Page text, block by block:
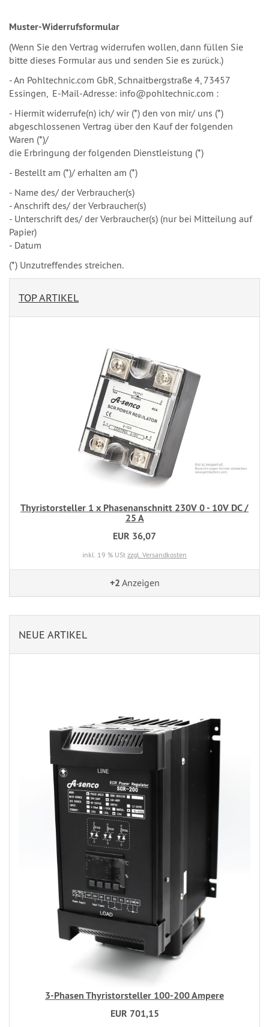
Muster-Widerrufsformular
(Wenn Sie den Vertrag widerrufen wollen, dann füllen Sie
bitte dieses Formular aus und senden Sie es zurück.)
- An Pohltechnic.com GbR, Schnaitbergstraße 4, 73457
Essingen, E-Mail-Adresse: info@pohltechnic.com :
- Hiermit widerrufe(n) ich/ wir (*) den von mir/ uns (*)
abgeschlossenen Vertrag über den Kauf der folgenden
Waren (*)/
die Erbringung der folgenden Dienstleistung (*)
- Bestellt am (*)/ erhalten am (*)
- Name des/ der Verbraucher(s)
- Anschrift des/ der Verbraucher(s)
- Unterschrift des/ der Verbraucher(s) (nur bei Mitteilung auf
Papier)
- Datum
(*) Unzutreffendes streichen.
TOP ARTIKEL
Thyristorsteller 1 x Phasenanschnitt 230V 0 - 10V DC /
25 A
EUR 36,07
inkl. 19 % USt zzgl. Versandkosten
+2 Anzeigen
NEUE ARTIKEL
3-Phasen Thyristorsteller 100-200 Ampere
EUR 701,15